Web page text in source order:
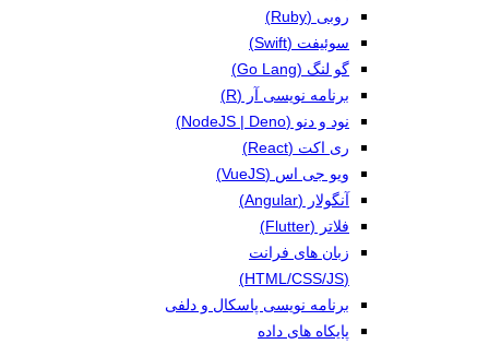
روبی (Ruby)
سوئیفت (Swift)
گو لنگ (Go Lang)
برنامه نویسی آر (R)
نود و دنو (NodeJS | Deno)
ری اکت (React)
ویو جی اس (VueJS)
آنگولار (Angular)
فلاتر (Flutter)
زبان های فرانت
(HTML/CSS/JS)
برنامه نویسی پاسکال و دلفی
پایکاه های داده